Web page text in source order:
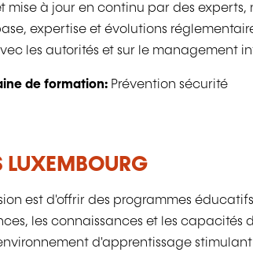
mise à jour en continu par des experts,
expertise et évolutions
les autorités et sur le management
de formation: Prévention sécurité
LUXEMBOURG
est d'offrir des programmes
les connaissances et les capacités
d'apprentissage